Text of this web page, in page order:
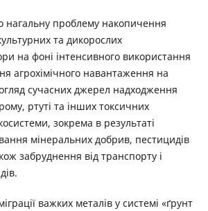
нагальну проблему накопичення
та дикорослих
на фоні інтенсивного використання
агрохімічного навантаження на
сучасних джерел надходження
ртуті та інших токсичних
зокрема в результаті
мінеральних добрив, пестицидів
забруднення від транспорту і
важких металів у системі «ґрунт